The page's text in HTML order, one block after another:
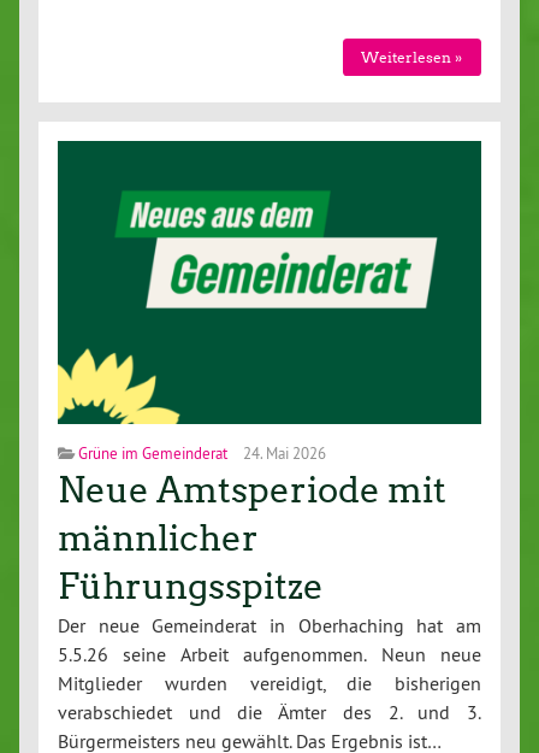
Weiterlesen »
Grüne im Gemeinderat 24. Mai 2026
Neue Amtsperiode mit
männlicher
Führungsspitze
Der neue Gemeinderat in Oberhaching hat am
5.5.26 seine Arbeit aufgenommen. Neun neue
Mitglieder wurden vereidigt, die bisherigen
verabschiedet und die Ämter des 2. und 3.
Bürgermeisters neu gewählt. Das Ergebnis ist…